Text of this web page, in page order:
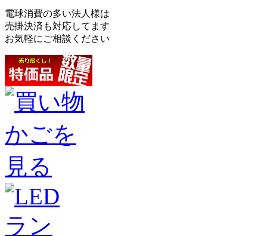
電球消費の多い法人様は
売掛決済も対応してます
お気軽にご相談ください